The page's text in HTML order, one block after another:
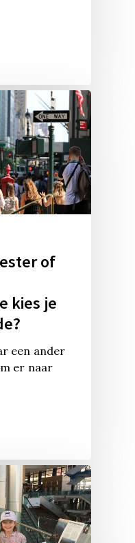
of
kies je
een ander
er naar